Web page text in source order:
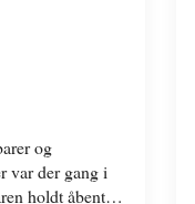
og
var der gang i
holdt åbent…